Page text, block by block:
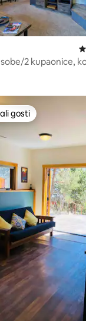
recenzija: 448
2 kupaonice,
179
rangiranima s
gosti